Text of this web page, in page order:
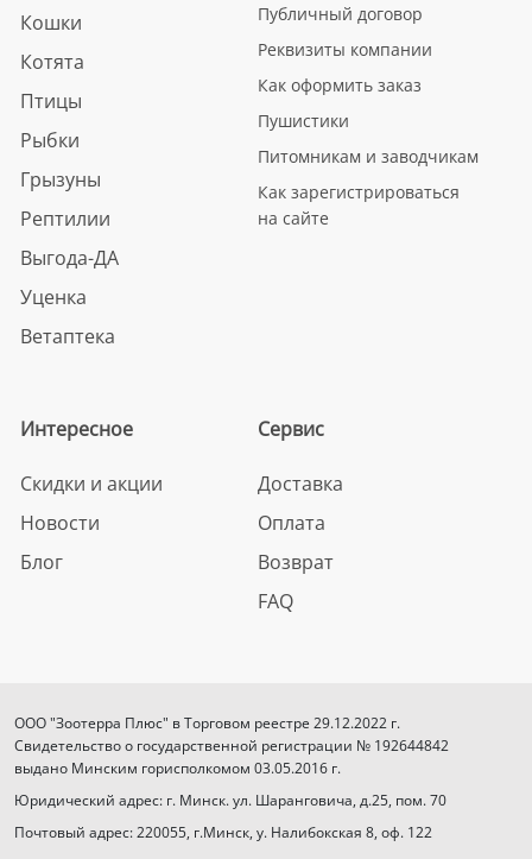
Кошки
Котята
Птицы
Рыбки
Грызуны
Рептилии
Выгода-ДА
Уценка
Ветаптека
Публичный договор
Реквизиты компании
Как оформить заказ
Пушистики
Питомникам и заводчикам
Как зарегистрироваться
на сайте
Интересное
Скидки и акции
Новости
Блог
Сервис
Доставка
Оплата
Возврат
FAQ
ООО "Зоотерра Плюс" в Торговом реестре 29.12.2022 г.
Свидетельство о государственной регистрации № 192644842
выдано Минским горисполкомом 03.05.2016 г.
Юридический адрес: г. Минск. ул. Шаранговича, д.25, пом. 70
Почтовый адрес: 220055, г.Минск, у. Налибокская 8, оф. 122